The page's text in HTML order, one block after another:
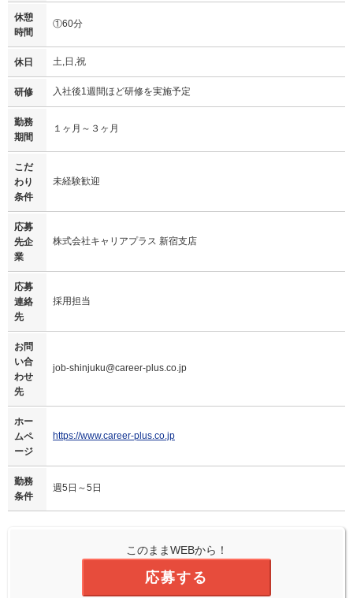
休憩
時間
①60分
休日 土,日,祝
研修 入社後1週間ほど研修を実施予定
勤務
期間
１ヶ月～３ヶ月
こだ
わり
条件
未経験歓迎
応募
先企
業
株式会社キャリアプラス 新宿支店
応募
連絡
先
採用担当
お問
い合
わせ
先
job-shinjuku@career-plus.co.jp
ホー
ムペ
ージ
https://www.career-plus.co.jp
勤務
条件
週5日～5日
このままWEBから！
応募する